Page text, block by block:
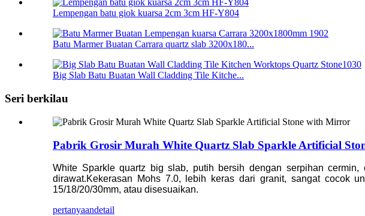
Lempengan batu giok kuarsa 2cm 3cm HF-Y804
Batu Marmer Buatan Carrara quartz slab 3200x180...
Big Slab Batu Buatan Wall Cladding Tile Kitche...
Seri berkilau
Pabrik Grosir Murah White Quartz Slab Sparkle Artificial
White Sparkle quartz big slab, putih bersih dengan serpihan
dirawat.Kekerasan Mohs 7.0, lebih keras dari granit, sangat cocok
15/18/20/30mm, atau disesuaikan.
pertanyaandetail